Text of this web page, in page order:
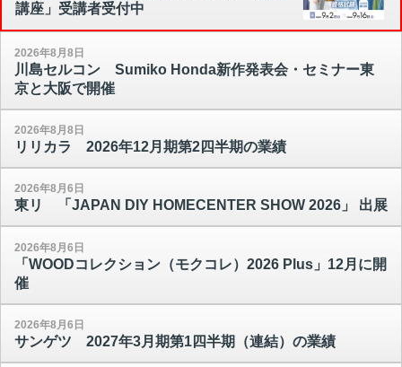
講座」受講者受付中
2026年8月8日
川島セルコン Sumiko Honda新作発表会・セミナー東
京と大阪で開催
2026年8月8日
リリカラ 2026年12月期第2四半期の業績
2026年8月6日
東リ 「JAPAN DIY HOMECENTER SHOW 2026」 出展
2026年8月6日
「WOODコレクション（モクコレ）2026 Plus」12月に開
催
2026年8月6日
サンゲツ 2027年3月期第1四半期（連結）の業績